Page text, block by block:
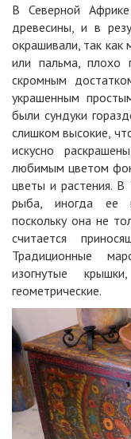
В Северной
древесины, и в
окрашивали, так как
или пальма, плохо
скромным
украшенным
были сундуки
слишком высокие,
искусно
любимым цветом
цветы и растения. В
рыба, иногда ее
поскольку она не
считается
Традиционные
изогнутые
геометрические.